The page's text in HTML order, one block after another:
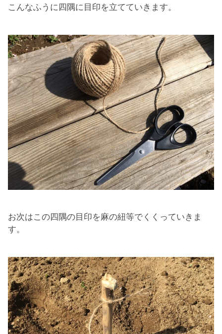
こんなふうに四隅に目印を立てていきます。
お次はこの四隅の目印を麻の紐等でくくっていきま
す。